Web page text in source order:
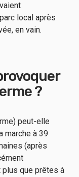
local après
en vain.
?
peut-elle
marche à 39
(après
que prêtes à